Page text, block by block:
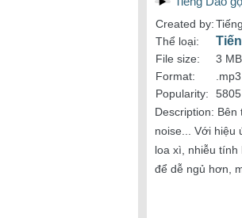
Created by:
Thể loại:
File size: 3
Format:
.mp3
Popularity:
Description: Bên
noise... Với hiệu
loa xì, nhiễu tính
để dễ ngủ hơn,